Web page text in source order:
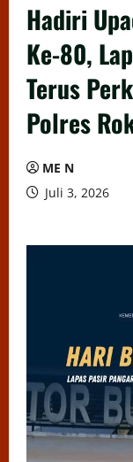
Hadiri
Ke-80,
Terus
Polres
ME N
Juli 3, 2026